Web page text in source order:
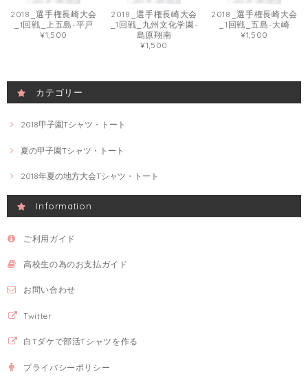
2018_選手権長崎大会
_1回戦_上五島-平戸
¥1,500
2018_選手権長崎大会
_1回戦_九州文化学園-
島原翔南
¥1,500
2018_選手権長崎大会
_1回戦_五島-大崎
¥1,500
カテゴリー
2018甲子園Tシャツ・トート
夏の甲子園Tシャツ・トート
2018年夏の地方大会Tシャツ・トート
Information
ご利用ガイド
高校生の為のお支払ガイド
お問い合わせ
Twitter
白Tダケで部活Tシャツを作る
プライバシーポリシー